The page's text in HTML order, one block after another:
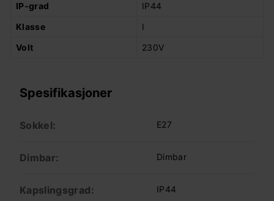
IP-grad
IP44
Klasse
I
Volt
230V
Spesifikasjoner
Sokkel: E27
Dimbar: Dimbar
Kapslingsgrad: IP44